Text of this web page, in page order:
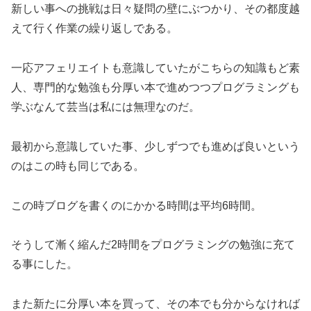
新しい事への挑戦は日々疑問の壁にぶつかり、その都度越
えて行く作業の繰り返しである。
一応アフェリエイトも意識していたがこちらの知識もど素
人、専門的な勉強も分厚い本で進めつつプログラミングも
学ぶなんて芸当は私には無理なのだ。
最初から意識していた事、少しずつでも進めば良いという
のはこの時も同じである。
この時ブログを書くのにかかる時間は平均6時間。
そうして漸く縮んだ2時間をプログラミングの勉強に充て
る事にした。
また新たに分厚い本を買って、その本でも分からなければ